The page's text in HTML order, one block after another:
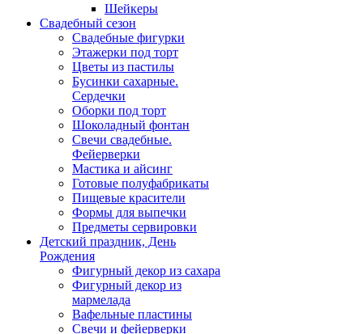
Шейкеры
Свадебный сезон
Свадебные фигурки
Этажерки под торт
Цветы из пастилы
Бусинки сахарные.
Сердечки
Оборки под торт
Шоколадный фонтан
Свечи свадебные.
Фейерверки
Мастика и айсинг
Готовые полуфабрикаты
Пищевые красители
Формы для выпечки
Предметы сервировки
Детский праздник, День
Рождения
Фигурный декор из сахара
Фигурный декор из
мармелада
Вафельные пластины
Свечи и фейерверки